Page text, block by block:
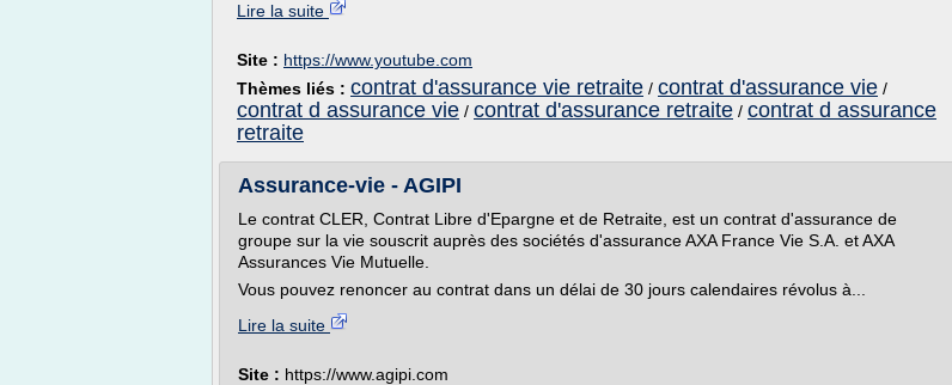
Lire la suite
Site : https://www.youtube.com
Thèmes liés : contrat d'assurance vie retraite / contrat d'assurance vie /
contrat d assurance vie / contrat d'assurance retraite / contrat d assurance
retraite
Assurance-vie - AGIPI
Le contrat CLER, Contrat Libre d'Epargne et de Retraite, est un contrat d'assurance de
groupe sur la vie souscrit auprès des sociétés d'assurance AXA France Vie S.A. et AXA
Assurances Vie Mutuelle.
Vous pouvez renoncer au contrat dans un délai de 30 jours calendaires révolus à...
Lire la suite
Site : https://www.agipi.com